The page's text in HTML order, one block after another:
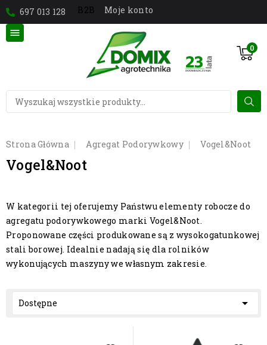
697 013 128 B2B Moje konto
0

Strona Główna Agregat Podorywkowy Vogel&Noot
Vogel&Noot
W kategorii tej oferujemy Państwu elementy robocze do
agregatu podorywkowego marki Vogel&Noot.
Proponowane części produkowane są z wysokogatunkowej
stali borowej. Idealnie nadają się dla rolników
wykonujących maszyny we własnym zakresie.
Dostępne 